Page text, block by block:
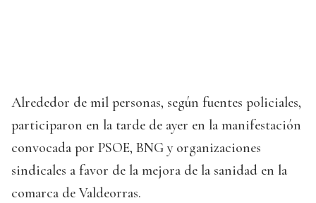
Alrededor de mil personas, según fuentes policiales,
participaron en la tarde de ayer en la manifestación
convocada por PSOE, BNG y organizaciones
sindicales a favor de la mejora de la sanidad en la
comarca de Valdeorras.